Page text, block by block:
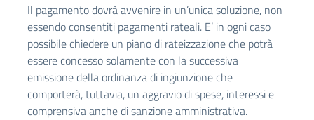
Il pagamento dovrà avvenire in un’unica soluzione, non
essendo consentiti pagamenti rateali. E’ in ogni caso
possibile chiedere un piano di rateizzazione che potrà
essere concesso solamente con la successiva
emissione della ordinanza di ingiunzione che
comporterà, tuttavia, un aggravio di spese, interessi e
comprensiva anche di sanzione amministrativa.